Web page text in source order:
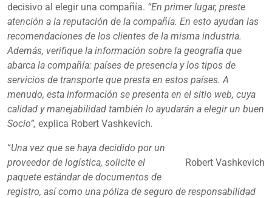
decisivo al elegir una compañía. “En primer lugar, preste
atención a la reputación de la compañía. En esto ayudan las
recomendaciones de los clientes de la misma industria.
Además, verifique la información sobre la geografía que
abarca la compañía: países de presencia y los tipos de
servicios de transporte que presta en estos países. A
menudo, esta información se presenta en el sitio web, cuya
calidad y manejabilidad también lo ayudarán a elegir un buen
Socio”, explica Robert Vashkevich.
Robert Vashkevich
“Una vez que se haya decidido por un
proveedor de logística, solicite el
paquete estándar de documentos de
registro, así como una póliza de seguro de responsabilidad